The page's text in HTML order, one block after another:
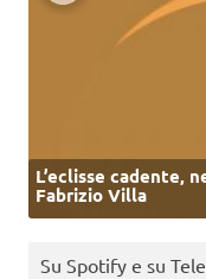
L’eclisse cadente,
Fabrizio Villa
Su Spotify e su